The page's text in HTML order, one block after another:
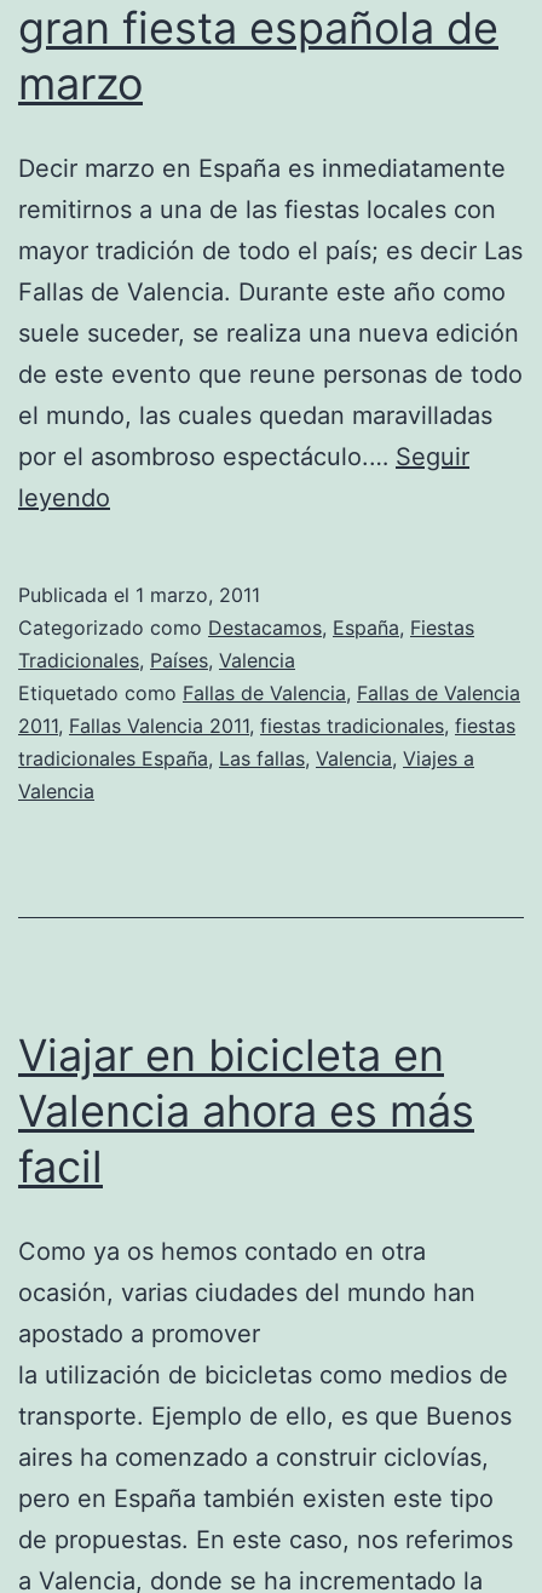
gran fiesta española de
marzo
Decir marzo en España es inmediatamente
remitirnos a una de las fiestas locales con
mayor tradición de todo el país; es decir Las
Fallas de Valencia. Durante este año como
suele suceder, se realiza una nueva edición
de este evento que reune personas de todo
el mundo, las cuales quedan maravilladas
por el asombroso espectáculo.… Seguir
leyendo
La
gran
fiesta
española
Publicada el 1 marzo, 2011
Categorizado como Destacamos, España, Fiestas
Tradicionales, Países, Valencia
Etiquetado como Fallas de Valencia, Fallas de Valencia
2011, Fallas Valencia 2011, fiestas tradicionales, fiestas
tradicionales España, Las fallas, Valencia, Viajes a
Valencia
Viajar en bicicleta en
Valencia ahora es más
facil
Como ya os hemos contado en otra
ocasión, varias ciudades del mundo han
apostado a promover
la utilización de bicicletas como medios de
transporte. Ejemplo de ello, es que Buenos
aires ha comenzado a construir ciclovías,
pero en España también existen este tipo
de propuestas. En este caso, nos referimos
a Valencia, donde se ha incrementado la